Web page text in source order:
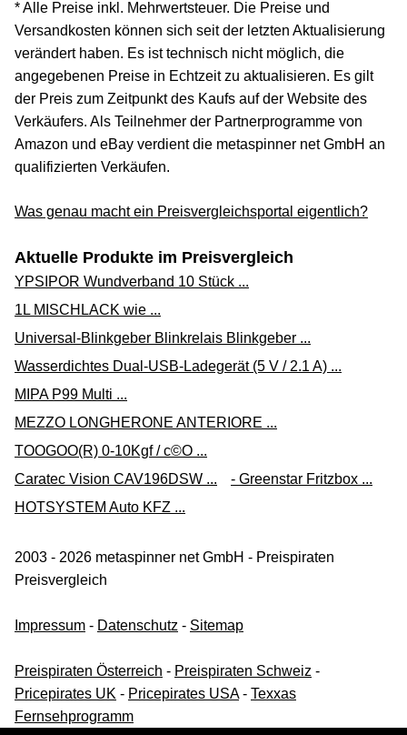
Zum Shop
(Werbung, bezahlter Link)
as Schwabe as-Schwabe Camping Anbausteckdose 7-
polig 12V Schraubverschluss Wohnwagen IP44 61473
10,50 €*
Versand ab 0,00 €
(Werbung, bezahlter Link)
Camping Anbausteckdose 7/13-polig Caravan
10,99 €*
Zum Shop
(Werbung, bezahlter Link)
AS Schwabe 61473 Anhänger-Steckdose [ - Steckdose
thalia.de
(Werbung, bezahlter Link)
as - Schwabe Anhänger AS Schwabe 61473 Anhänger-
* Alle Preise inkl. Mehrwertsteuer. Die Preise und
Versandkosten können sich seit der letzten Aktualisierung
verändert haben. Es ist technisch nicht möglich, die
angegebenen Preise in Echtzeit zu aktualisieren. Es gilt
der Preis zum Zeitpunkt des Kaufs auf der Website des
Verkäufers. Als Teilnehmer der Partnerprogramme von
Amazon und eBay verdient die metaspinner net GmbH an
qualifizierten Verkäufen.
Was genau macht ein Preisvergleichsportal eigentlich?
Aktuelle Produkte im Preisvergleich
YPSIPOR Wundverband 10 Stück ...
1L MISCHLACK wie ...
Universal-Blinkgeber Blinkrelais Blinkgeber ...
Wasserdichtes Dual-USB-Ladegerät (5 V / 2.1 A) ...
MIPA P99 Multi ...
MEZZO LONGHERONE ANTERIORE ...
TOOGOO(R) 0-10Kgf / c©O ...
Caratec Vision CAV196DSW ...
- Greenstar Fritzbox ...
HOTSYSTEM Auto KFZ ...
2003 - 2026 metaspinner net GmbH - Preispiraten
Preisvergleich
Impressum - Datenschutz - Sitemap
Preispiraten Österreich - Preispiraten Schweiz -
Pricepirates UK - Pricepirates USA- Texxas
Fernsehprogramm